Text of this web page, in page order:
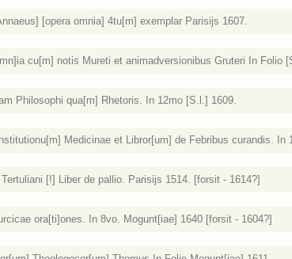
[opera omnia] 4tu[m] exemplar Parisijs 1607.
cu[m] notis Mureti et animadversionibus Gruteri In Folio
Philosophi qua[m] Rhetoris. In 12mo [S.l.] 1609.
Medicinae et Libror[um] de Febribus curandis. In
[!] Liber de pallio. Parisijs 1514. [forsit - 1614?]
ora[ti]ones. In 8vo. Mogunt[iae] 1640 [forsit - 1604?]